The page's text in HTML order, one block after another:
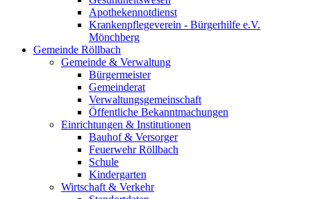
Apothekennotdienst
Krankenpflegeverein - Bürgerhilfe e.V.
Mönchberg
Gemeinde Röllbach
Gemeinde & Verwaltung
Bürgermeister
Gemeinderat
Verwaltungsgemeinschaft
Öffentliche Bekanntmachungen
Einrichtungen & Institutionen
Bauhof & Versorger
Feuerwehr Röllbach
Schule
Kindergarten
Wirtschaft & Verkehr